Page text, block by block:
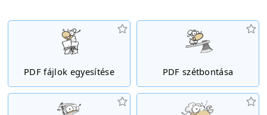
PDF fájlok egyesítése PDF szétbontása